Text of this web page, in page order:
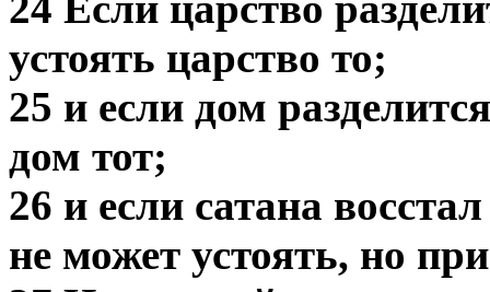
устоять царство то;
25 и если дом
дом тот;
26 и если сатана
не может устоять, но